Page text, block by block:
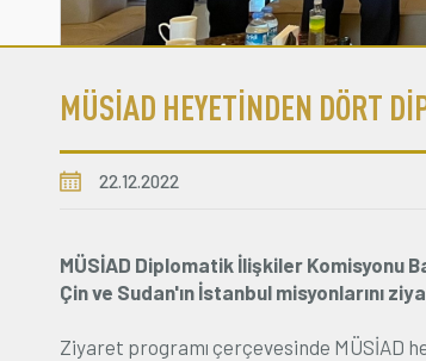
MÜSİAD HEYETİNDEN DÖRT
22.12.2022
MÜSİAD Diplomatik İlişkiler Komisyonu
Çin ve Sudan'ın İstanbul misyonlarını
Ziyaret programı çerçevesinde MÜSİAD